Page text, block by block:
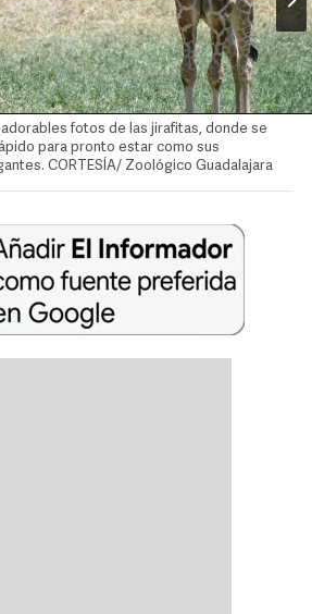
fotos de las jirafitas, donde se
para pronto estar como sus
CORTESÍA/ Zoológico Guadalajara